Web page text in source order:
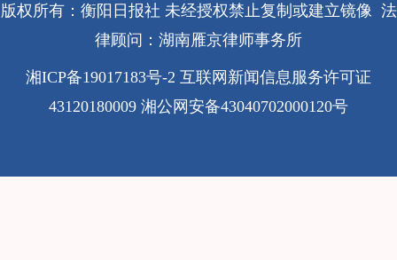
版权所有：衡阳日报社 未经授权禁止复制或建立镜像 法
律顾问：湖南雁京律师事务所
湘ICP备19017183号-2 互联网新闻信息服务许可证
43120180009 湘公网安备43040702000120号